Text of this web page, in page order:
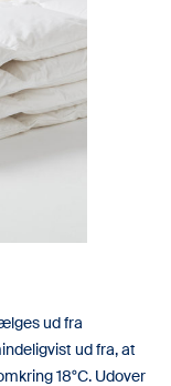
ud fra
ud fra, at
18°C. Udover